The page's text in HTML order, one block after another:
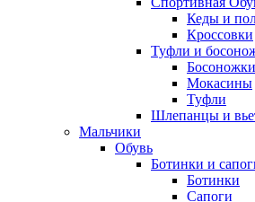
Кеды и
Кроссовки
Туфли и
Мокасины
Туфли
Шлепанцы и
Мальчики
Обувь
Ботинки и
Ботинки
Сапоги